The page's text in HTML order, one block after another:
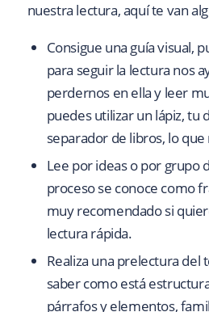
nuestra lectura, aquí te van
Consigue una guía visual,
para seguir la lectura nos
perdernos en ella y leer
puedes utilizar un lápiz, tu
separador de libros, lo
Lee por ideas o por grupo
proceso se conoce como
muy recomendado si
lectura rápida.
Realiza una prelectura del
saber como está
párrafos y elementos,